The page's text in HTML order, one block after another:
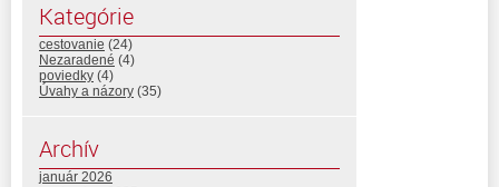
Kategórie
cestovanie (24)
Nezaradené (4)
poviedky (4)
Úvahy a názory (35)
Archív
január 2026